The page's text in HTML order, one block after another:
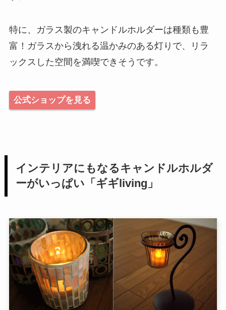
特に、ガラス製のキャンドルホルダーは種類も豊
富！ガラスから洩れる温かみのある灯りで、リラ
ックスした空間を満喫できそうです。
公式ショップを見る
インテリアにもなるキャンドルホルダ
ーがいっぱい「ギギliving」